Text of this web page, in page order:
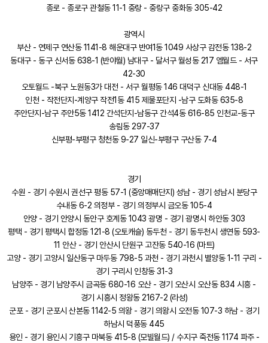
종로 - 종로구 관철동 11-1 중랑 - 중랑구 중화동 305-42
광역시
부산 - 연제구 연산동 1141-8 해운대구 반여1동 1049 사상구 감전동 138-2
동대구 - 동구 신서동 638-1 (반야월) 남대구 - 달서구 월성동 217 엠월드 - 서구
42-30
오토월드 -북구 노원동3가 대전 - 서구 월평동 146 대덕구 신대동 448-1
인천 - 작전단지-계양구 작전1동 415 제물포단지 -남구 도화동 635-8
주안단지-남구 주안5동 1412 간석단지-남동구 간석4동 616-85 인천교-동구
송림동 297-37
신부평-부평구 청천동 9-27 일신-부평구 구산동 7-4
경기
수원 - 경기 수원시 권선구 평동 57-1 (중앙매매단지) 성남 - 경기 성남시 분당구
수내동 6-2 의정부 - 경기 의정부시 금오동 105-4
안양 - 경기 안양시 동안구 호계동 1043 광명 - 경기 광명시 하안동 303
평택 - 경기 평택시 합정동 121-8 (오토캐슬) 동두천 - 경기 동두천시 생연동 593-
11 안산 - 경기 안산시 단원구 고잔동 540-16 (마트)
고양 - 경기 고양시 일산동구 마두동 798-5 과천 - 경기 과천시 별양동 1-11 구리 -
경기 구리시 인창동 31-3
남양주 - 경기 남양주시 금곡동 680-16 오산 - 경기 오산시 오산동 834 시흥 -
경기 시흥시 정왕동 2167-2 (라성)
군포 - 경기 군포시 산본동 1142-5 의왕 - 경기 의왕시 오전동 107-3 하남 - 경기
하남시 덕풍동 445
용인 - 경기 용인시 기흥구 마북동 415-8 (모빌월드) / 수지구 죽전동 1174 파주 -